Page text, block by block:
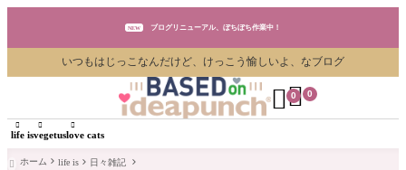
NEW ブログリニューアル、ぼちぼち作業中！
ブログリニューアル、ぼちぼち作業中！
ブログリニューアル、ぼちぼち作業中！
いつもはじっこなんだけど、けっこう愉しいよ、なブログ

life is

vegetus

love cats
 0
 0
 ホーム life is 日々雑記